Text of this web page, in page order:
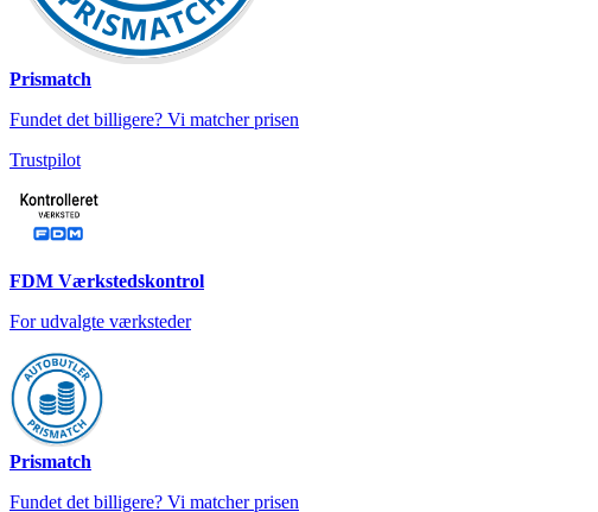
Prismatch
Fundet det billigere? Vi matcher prisen
Trustpilot
FDM Værkstedskontrol
For udvalgte værksteder
Prismatch
Fundet det billigere? Vi matcher prisen